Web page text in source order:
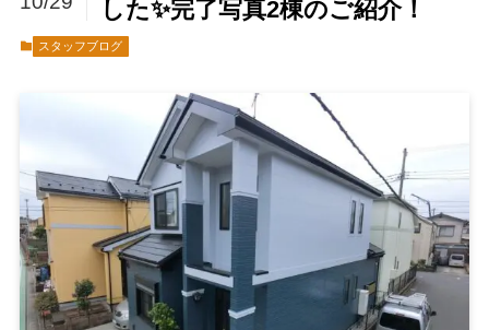
した✨完了写真2棟のご紹介！
スタッフブログ